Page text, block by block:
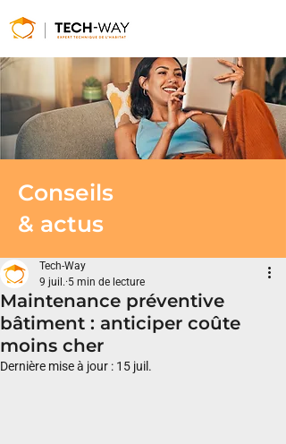
Conseils
& actus
Maintenance préventive
bâtiment : anticiper coûte
moins cher
Tech-Way
9 juil. 5 min de lecture
Dernière mise à jour : 15 juil.